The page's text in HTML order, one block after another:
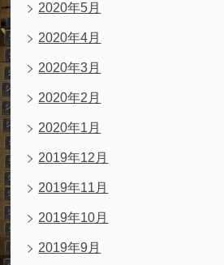
2020年5月
2020年4月
2020年3月
2020年2月
2020年1月
2019年12月
2019年11月
2019年10月
2019年9月